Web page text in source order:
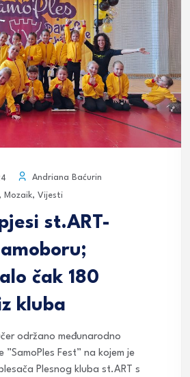
Andriana Baćurin
, Mozaik, Vijesti
st.ART-
čak 180
kluba
održano međunarodno
”SamoPles Fest” na kojem je
Plesnog kluba st.ART s